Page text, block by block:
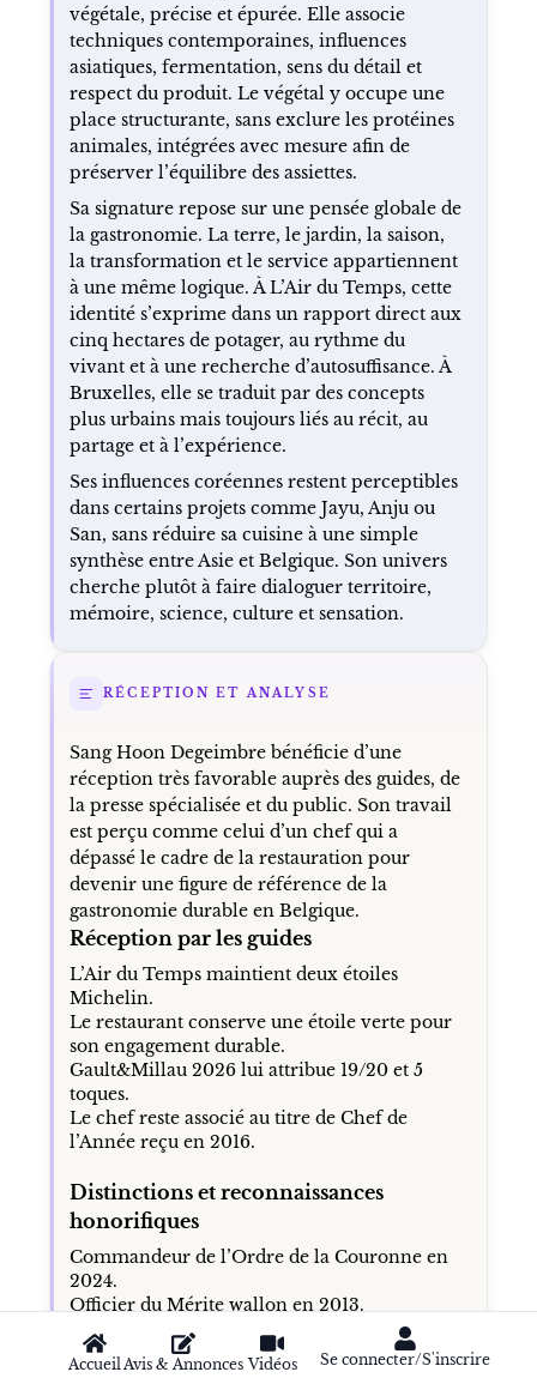
AccueilAvis & Annonces Vidéos Se connecter/S'inscrire
végétale, précise et épurée. Elle associe
techniques contemporaines, influences
asiatiques, fermentation, sens du détail et
respect du produit. Le végétal y occupe une
place structurante, sans exclure les protéines
animales, intégrées avec mesure afin de
préserver l’équilibre des assiettes.
Sa signature repose sur une pensée globale de
la gastronomie. La terre, le jardin, la saison,
la transformation et le service appartiennent
à une même logique. À L’Air du Temps, cette
identité s’exprime dans un rapport direct aux
cinq hectares de potager, au rythme du
vivant et à une recherche d’autosuffisance. À
Bruxelles, elle se traduit par des concepts
plus urbains mais toujours liés au récit, au
partage et à l’expérience.
Ses influences coréennes restent perceptibles
dans certains projets comme Jayu, Anju ou
San, sans réduire sa cuisine à une simple
synthèse entre Asie et Belgique. Son univers
cherche plutôt à faire dialoguer territoire,
mémoire, science, culture et sensation.
RÉCEPTION ET ANALYSE
Sang Hoon Degeimbre bénéficie d’une
réception très favorable auprès des guides, de
la presse spécialisée et du public. Son travail
est perçu comme celui d’un chef qui a
dépassé le cadre de la restauration pour
devenir une figure de référence de la
gastronomie durable en Belgique.
Réception par les guides
L’Air du Temps maintient deux étoiles
Michelin.
Le restaurant conserve une étoile verte pour
son engagement durable.
Gault&Millau 2026 lui attribue 19/20 et 5
toques.
Le chef reste associé au titre de Chef de
l’Année reçu en 2016.
Distinctions et reconnaissances
honorifiques
Commandeur de l’Ordre de la Couronne en
2024.
Officier du Mérite wallon en 2013.
Prix du Restaurateur Étranger de l’Année par
Les Grandes Tables du Monde lors d’un
congrès à Venise.